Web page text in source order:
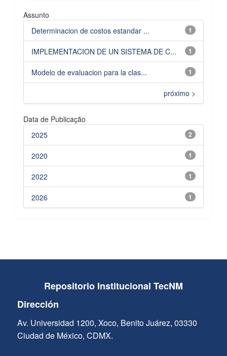
Assunto
1
Determinacion de costos estandar ...
1
IMPLEMENTACION DE UN SISTEMA DE C...
1
Modelo de evaluacion para la clas...
próximo >
Data de Publicação
2
2025
1
2020
1
2022
1
2026
Repositorio Institucional TecNM
Dirección
Av. Universidad 1200, Xoco, Benito Juárez, 03330
Ciudad de México, CDMX.